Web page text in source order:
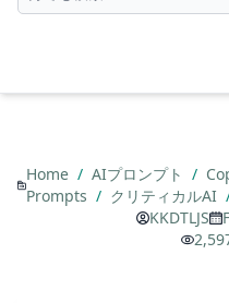
Home / AIプロンプト /
Prompts / クリティカルAI
KKDTLJS